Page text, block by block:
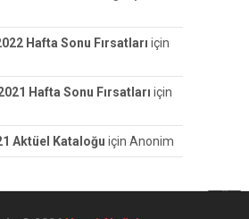
Hafta Sonu Fırsatları için
Hafta Sonu Fırsatları için
Aktüel Kataloğu için Anonim